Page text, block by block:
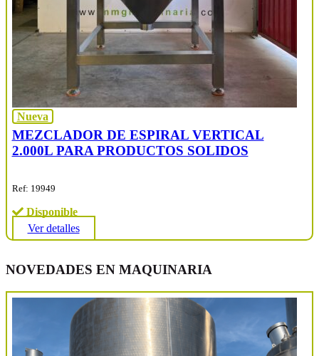
Nueva
MEZCLADOR DE ESPIRAL VERTICAL
2.000L PARA PRODUCTOS SOLIDOS
Ref: 19949
Disponible
Ver detalles
NOVEDADES EN MAQUINARIA